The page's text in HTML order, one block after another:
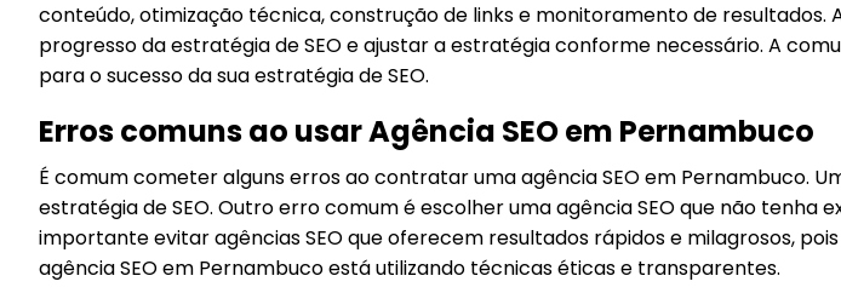
conteúdo, otimização técnica, construção de links e monitoramento de
progresso da estratégia de SEO e ajustar a estratégia conforme necessário. A
para o sucesso da sua estratégia de SEO.
Erros comuns ao usar Agência SEO em Pernambuco
É comum cometer alguns erros ao contratar uma agência SEO em Pernambuco.
estratégia de SEO. Outro erro comum é escolher uma agência SEO que não
importante evitar agências SEO que oferecem resultados rápidos e milagrosos,
agência SEO em Pernambuco está utilizando técnicas éticas e transparentes.